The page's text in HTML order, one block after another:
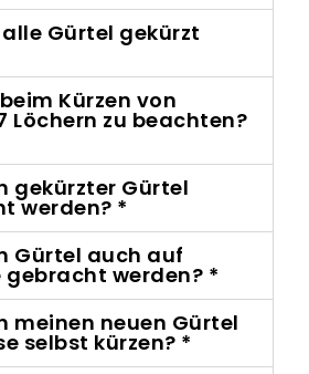
Gürtel gekürzt
Kürzen von
Löchern zu beachten?
gekürzter Gürtel
werden? *
Gürtel auch auf
werden? *
meinen neuen Gürtel
selbst kürzen? *